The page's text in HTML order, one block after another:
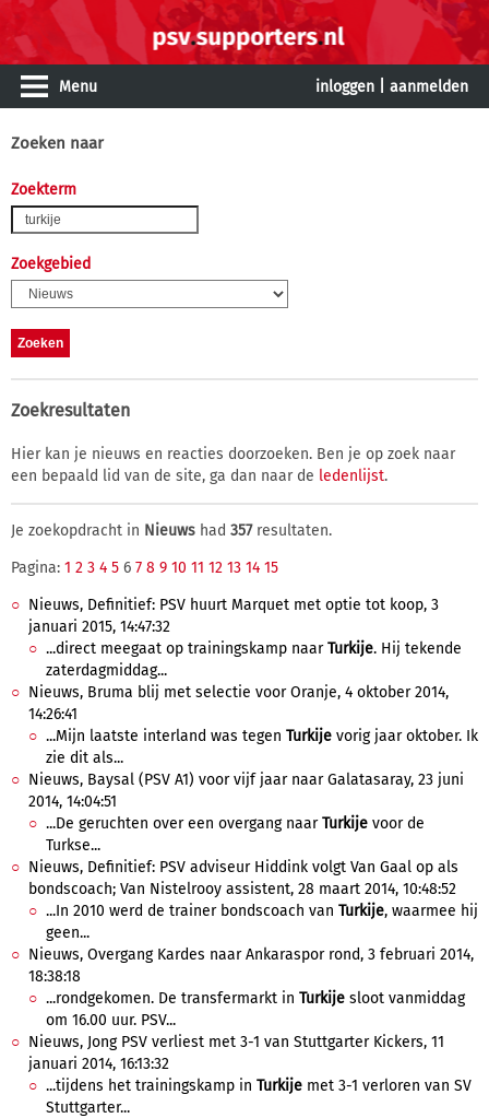
Menu inloggen aanmelden
Zoeken naar
Zoekterm
Zoekgebied
Zoekresultaten
Hier kan je nieuws en reacties doorzoeken. Ben je op zoek naar
een bepaald lid van de site, ga dan naar de ledenlijst.
Je zoekopdracht in Nieuws had 357resultaten.
Pagina: 1 2 3 4 5 6 7 8 9 10 11 12 13 14 15
Nieuws, Definitief: PSV huurt Marquet met optie tot koop, 3
januari 2015, 14:47:32
...direct meegaat op trainingskamp naarTurkije. Hij tekende
zaterdagmiddag...
Nieuws, Bruma blij met selectie voor Oranje, 4 oktober 2014,
14:26:41
...Mijn laatste interland was tegen Turkije vorig jaar oktober. Ik
zie dit als...
Nieuws, Baysal (PSV A1) voor vijf jaar naar Galatasaray, 23 juni
2014, 14:04:51
...De geruchten over een overgang naarTurkije voor de
Turkse...
Nieuws, Definitief: PSV adviseur Hiddink volgt Van Gaal op als
bondscoach; Van Nistelrooy assistent, 28 maart 2014, 10:48:52
...In 2010 werd de trainer bondscoach van Turkije, waarmee hij
geen...
Nieuws, Overgang Kardes naar Ankaraspor rond, 3 februari 2014,
18:38:18
...rondgekomen. De transfermarkt in Turkije sloot vanmiddag
om 16.00 uur. PSV...
Nieuws, Jong PSV verliest met 3-1 van Stuttgarter Kickers, 11
januari 2014, 16:13:32
...tijdens het trainingskamp in Turkije met 3-1 verloren van SV
Stuttgarter...